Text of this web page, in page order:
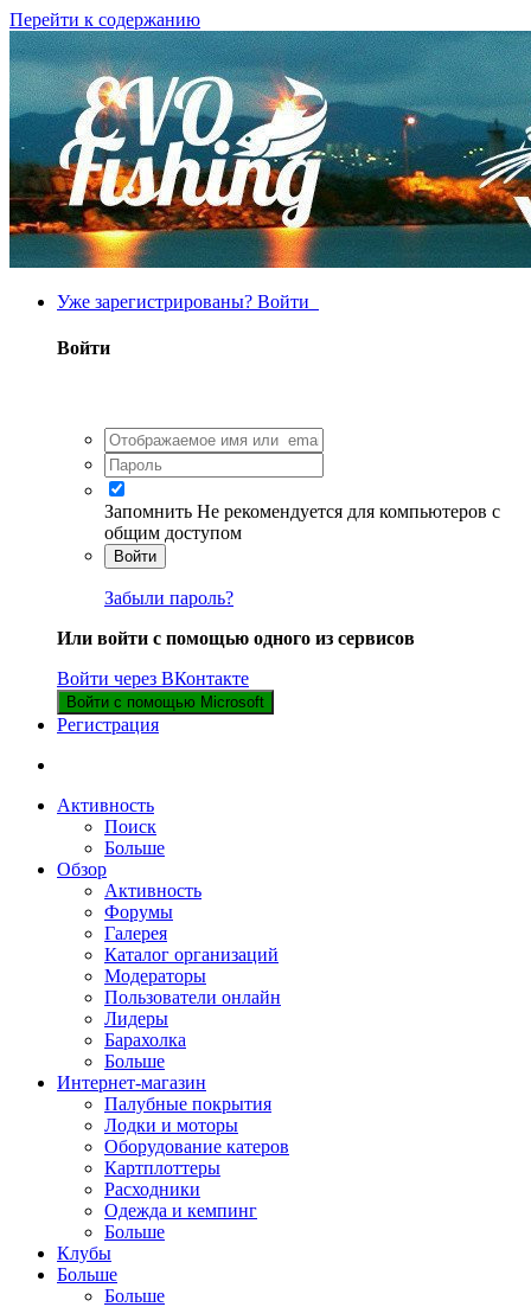
Перейти к содержанию
Уже зарегистрированы? Войти
Войти
Запомнить Не рекомендуется для компьютеров с
общим доступом
Войти
Забыли пароль?
Или войти с помощью одного из сервисов
Войти через ВКонтакте
Войти с помощью Microsoft
Регистрация
Активность
Поиск
Больше
Обзор
Активность
Форумы
Галерея
Каталог организаций
Модераторы
Пользователи онлайн
Лидеры
Барахолка
Больше
Интернет-магазин
Палубные покрытия
Лодки и моторы
Оборудование катеров
Картплоттеры
Расходники
Одежда и кемпинг
Больше
Клубы
Больше
Больше